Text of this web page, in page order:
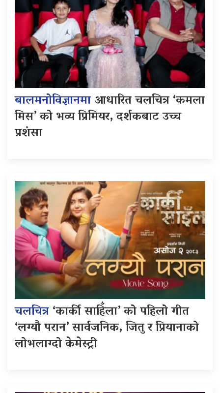
बालमनोविज्ञानमाआधारित चलचित्र ‘कमला
मिस’ को भव्य प्रिमियर, दर्शकबाट उच्च
प्रशंसा
चलचित्र‘कार्की साहिँला’ को पहिलो गीत
‘लग्यौ परान’ सार्वजनिक, जितु र प्रियानाको
लोभलाग्दो केमेस्ट्री